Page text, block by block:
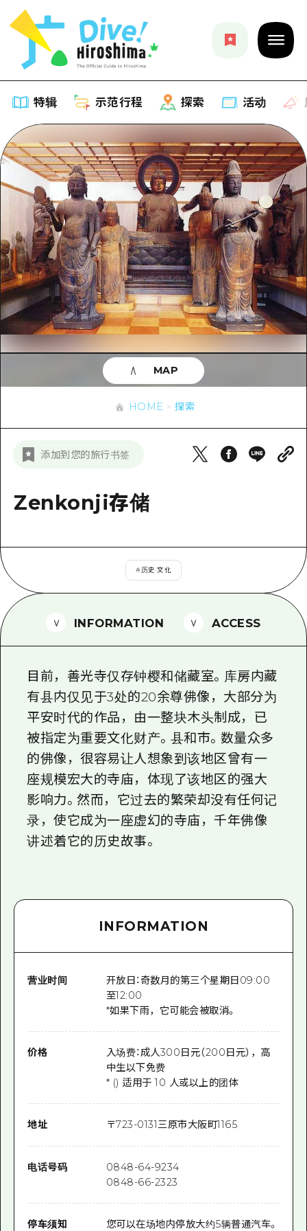
特辑 示范行程 探索 活动
特辑
推荐
艺术
活动·庙会
美食·酒水
骑自行车
购物
运动
夜晚生活
标准
治愈
示范行程
列表
Dive!Hiroshima官方向导
广岛随意旅行
广岛市内
答对了
宫岛周边
短途旅行
一日游
1晚2天
2晚3天
探索
列表
广岛市内
安艺
答對了
美北
东山口
岛根
活动
应时信息
有用的信息
列表
超值的游览门票
广岛免费无线上网
常见问题解答
照片下载
灾难发生期间的交通信息
广岛观光宣传册
新闻
HOME 探索
添加到您的旅行书签
Zenkonji存储
# 历史·文化
MAP
INFORMATION ACCESS
目前，善光寺仅存钟樱和储藏室。库房内藏
有县内仅见于3处的20余尊佛像，大部分为
平安时代的作品，由一整块木头制成，已
被指定为重要文化财产。县和市。数量众多
的佛像，很容易让人想象到该地区曾有一
座规模宏大的寺庙，体现了该地区的强大
影响力。然而，它过去的繁荣却没有任何记
录，使它成为一座虚幻的寺庙，千年佛像
讲述着它的历史故事。
INFORMATION
营业时间
开放日：奇数月的第三个星期日09:00
至12:00
*如果下雨，它可能会被取消。
价格
入场费：成人300日元（200日元），高
中生以下免费
* () 适用于 10 人或以上的团体
地址 〒723-0131三原市大阪町1165
电话号码
0848-64-9234
0848-66-2323
停车须知 您可以在场地内停放大约5辆普通汽车。